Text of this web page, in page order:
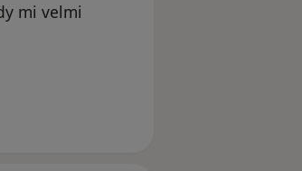
mi velmi